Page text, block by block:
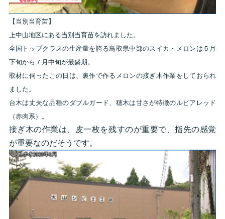
【当別当育苗】
上中山地区にある当別当育苗を訪れました。
全国トップクラスの生産量を誇る鳥取県中部のスイカ・メロンは５月
下旬から７月中旬が最盛期。
取材に伺ったこの日は、裏作で作るメロンの接ぎ木作業をしておられ
ました。
台木は丈夫な品種のダブルガード、穂木は甘さが特徴のルピアレッド
（赤肉系）。
接ぎ木の作業は、皮一枚を残すのが重要で、指先の感覚
が重要なのだそうです。